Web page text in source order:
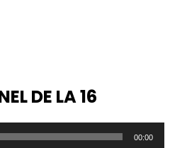
DE LA 16
00:00